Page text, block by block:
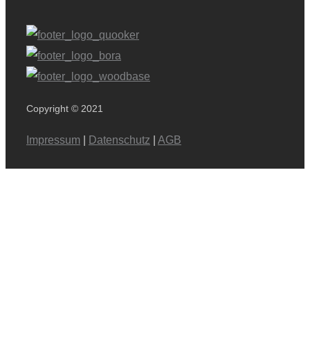
Copyright © 2021
Impressum Datenschutz AGB